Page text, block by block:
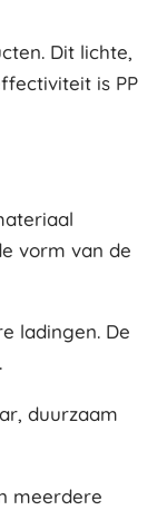
Dit lichte,
is PP
vorm van de
ladingen. De
duurzaam
meerdere